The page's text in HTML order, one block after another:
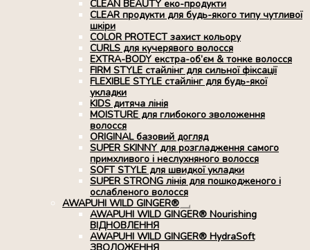
CLEAN BEAUTY еко-продукти
CLEAR продукти для будь-якого типу чутливої
шкіри
COLOR PROTECT захист кольору
CURLS для кучерявого волосся
EXTRA-BODY екстра-об’єм & тонке волосся
FIRM STYLE стайлінг для сильної фіксації
FLEXIBLE STYLE стайлінг для будь-якої
укладки
KIDS дитяча лінія
MOISTURE для глибокого зволоження
волосся
ORIGINAL базовий догляд
SUPER SKINNY для розгладження самого
примхливого і неслухняного волосся
SOFT STYLE для швидкої укладки
SUPER STRONG лінія для пошкодженого і
ослабленого волосся
AWAPUHI WILD GINGER®
Розгорнуте
вкладене
меню
AWAPUHI WILD GINGER® Nourishing
ВІДНОВЛЕННЯ
AWAPUHI WILD GINGER® HydraSoft